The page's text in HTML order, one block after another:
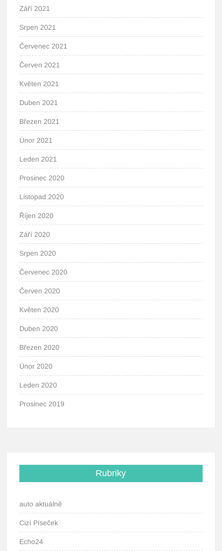
Září 2021
Srpen 2021
Červenec 2021
Červen 2021
Květen 2021
Duben 2021
Březen 2021
Únor 2021
Leden 2021
Prosinec 2020
Listopad 2020
Říjen 2020
Září 2020
Srpen 2020
Červenec 2020
Červen 2020
Květen 2020
Duben 2020
Březen 2020
Únor 2020
Leden 2020
Prosinec 2019
Rubriky
auto aktuálně
Cizí Píseček
Echo24